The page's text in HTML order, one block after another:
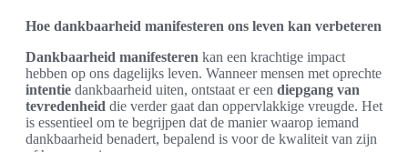
Hoe dankbaarheid manifesteren ons leven kan verbeteren
Dankbaarheid manifesteren kan een krachtige impact
hebben op ons dagelijks leven. Wanneer mensen met oprechte
intentie dankbaarheid uiten, ontstaat er een diepgang van
tevredenheid die verder gaat dan oppervlakkige vreugde. Het
is essentieel om te begrijpen dat de manier waarop iemand
dankbaarheid benadert, bepalend is voor de kwaliteit van zijn